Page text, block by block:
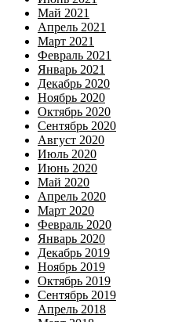
Май 2021
Апрель 2021
Март 2021
Февраль 2021
Январь 2021
Декабрь 2020
Ноябрь 2020
Октябрь 2020
Сентябрь 2020
Август 2020
Июль 2020
Июнь 2020
Май 2020
Апрель 2020
Март 2020
Февраль 2020
Январь 2020
Декабрь 2019
Ноябрь 2019
Октябрь 2019
Сентябрь 2019
Апрель 2018